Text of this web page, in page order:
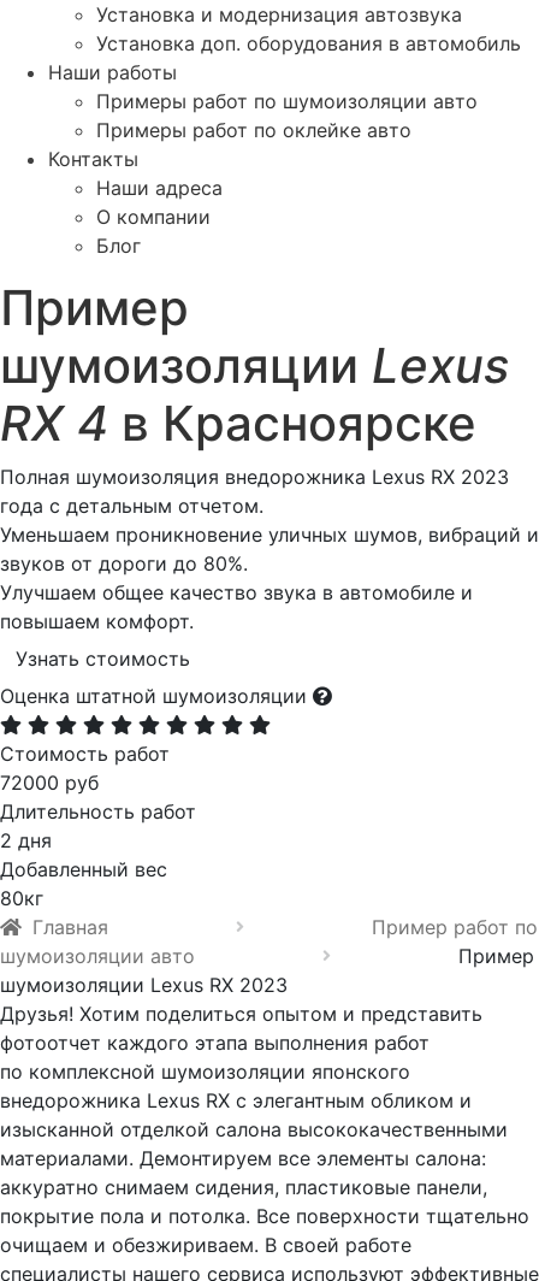
Установка и модернизация автозвука
Установка доп. оборудования в автомобиль
Наши работы
Примеры работ по шумоизоляции авто
Примеры работ по оклейке авто
Контакты
Наши адреса
О компании
Блог
Пример
шумоизоляции Lexus
RX 4 в Красноярске
Полная шумоизоляция внедорожника Lexus RX 2023
года с детальным отчетом.
Уменьшаем проникновение уличных шумов, вибраций и
звуков от дороги до 80%.
Улучшаем общее качество звука в автомобиле и
повышаем комфорт.
Узнать стоимость
Оценка штатной шумоизоляции
Стоимость работ
72000 руб
Длительность работ
2 дня
Добавленный вес
80кг
Главная
Пример работ по
шумоизоляции авто
Пример
шумоизоляции Lexus RX 2023
Друзья! Хотим поделиться опытом и представить
фотоотчет каждого этапа выполнения работ
по комплексной шумоизоляции японского
внедорожника Lexus RX с элегантным обликом и
изысканной отделкой салона высококачественными
материалами. Демонтируем все элементы салона:
аккуратно снимаем сидения, пластиковые панели,
покрытие пола и потолка. Все поверхности тщательно
очищаем и обезжириваем. В своей работе
специалисты нашего сервиса используют эффективные